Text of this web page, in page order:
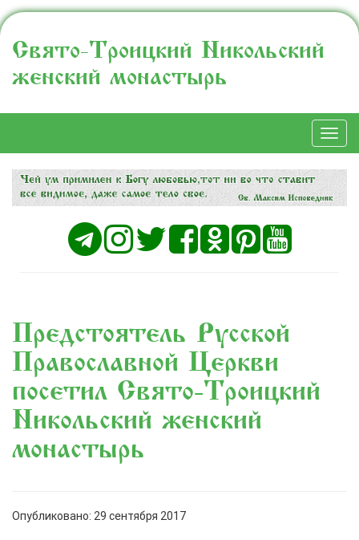
Свято-Троицкий Никольский
женский монастырь
Предстоятель Русской
Православной Церкви
посетил Свято-Троицкий
Никольский женский
монастырь
Опубликовано: 29 сентября 2017